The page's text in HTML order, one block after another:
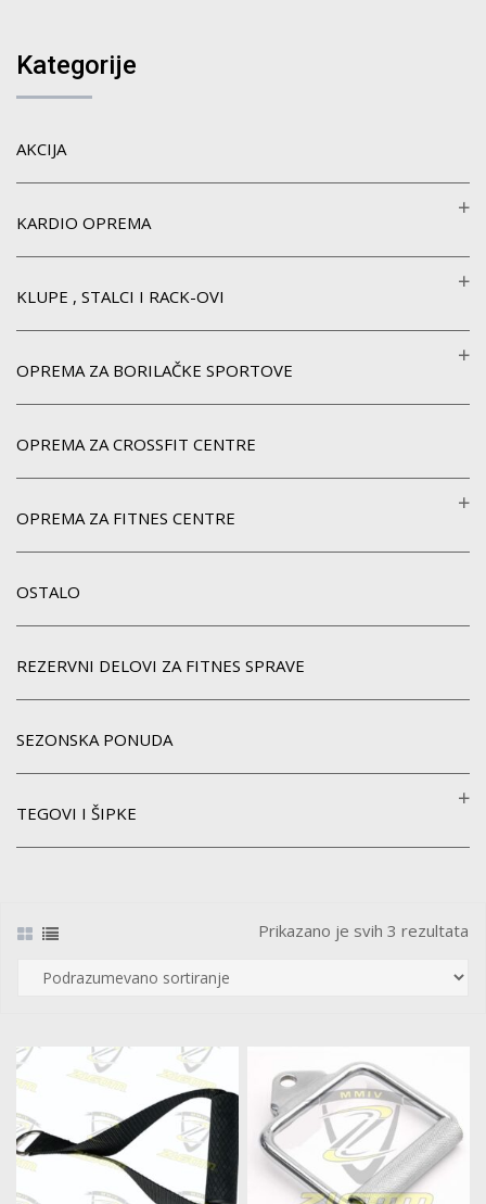
Kategorije
AKCIJA
KARDIO OPREMA
KLUPE , STALCI I RACK-OVI
OPREMA ZA BORILAČKE SPORTOVE
OPREMA ZA CROSSFIT CENTRE
OPREMA ZA FITNES CENTRE
OSTALO
REZERVNI DELOVI ZA FITNES SPRAVE
SEZONSKA PONUDA
TEGOVI I ŠIPKE
Prikazano je svih 3 rezultata